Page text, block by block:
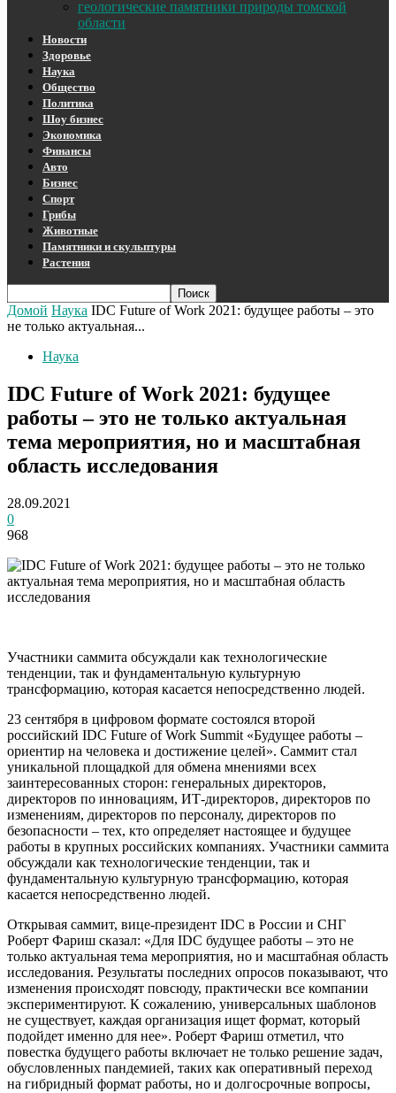
геологические памятники природы томской
области
Новости
Здоровье
Наука
Общество
Политика
Шоу бизнес
Экономика
Финансы
Авто
Бизнес
Спорт
Грибы
Животные
Памятники и скульптуры
Растения
Домой Наука IDC Future of Work 2021: будущее работы – это
не только актуальная...
Наука
IDC Future of Work 2021: будущее
работы – это не только актуальная
тема мероприятия, но и масштабная
область исследования
28.09.2021
0
968
Участники саммита обсуждали как технологические
тенденции, так и фундаментальную культурную
трансформацию, которая касается непосредственно людей.
23 сентября в цифровом формате состоялся второй
российский IDC Future of Work Summit «Будущее работы –
ориентир на человека и достижение целей». Саммит стал
уникальной площадкой для обмена мнениями всех
заинтересованных сторон: генеральных директоров,
директоров по инновациям, ИТ-директоров, директоров по
изменениям, директоров по персоналу, директоров по
безопасности – тех, кто определяет настоящее и будущее
работы в крупных российских компаниях. Участники саммита
обсуждали как технологические тенденции, так и
фундаментальную культурную трансформацию, которая
касается непосредственно людей.
Открывая саммит, вице-президент IDC в России и СНГ
Роберт Фариш сказал: «Для IDC будущее работы – это не
только актуальная тема мероприятия, но и масштабная область
исследования. Результаты последних опросов показывают, что
изменения происходят повсюду, практически все компании
экспериментируют. К сожалению, универсальных шаблонов
не существует, каждая организация ищет формат, который
подойдет именно для нее». Роберт Фариш отметил, что
повестка будущего работы включает не только решение задач,
обусловленных пандемией, таких как оперативный переход
на гибридный формат работы, но и долгосрочные вопросы,